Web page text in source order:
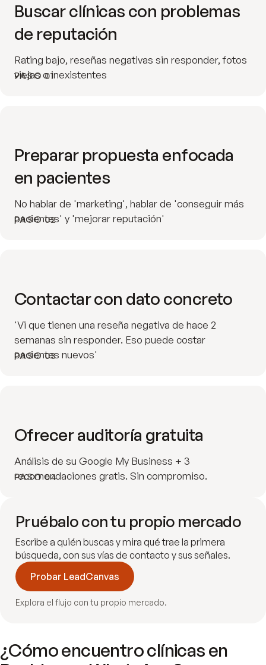
PASO 01
Buscar clínicas con problemas
de reputación
Rating bajo, reseñas negativas sin responder, fotos
viejas o inexistentes
PASO 02
Preparar propuesta enfocada
en pacientes
No hablar de 'marketing', hablar de 'conseguir más
pacientes' y 'mejorar reputación'
PASO 03
Contactar con dato concreto
'Vi que tienen una reseña negativa de hace 2
semanas sin responder. Eso puede costar
pacientes nuevos'
PASO 04
Ofrecer auditoría gratuita
Análisis de su Google My Business + 3
recomendaciones gratis. Sin compromiso.
Pruébalo con tu propio mercado
Escribe a quién buscas y mira qué trae la primera
búsqueda, con sus vías de contacto y sus señales.
Probar LeadCanvas
Explora el flujo con tu propio mercado.
¿Cómo encuentro clínicas en